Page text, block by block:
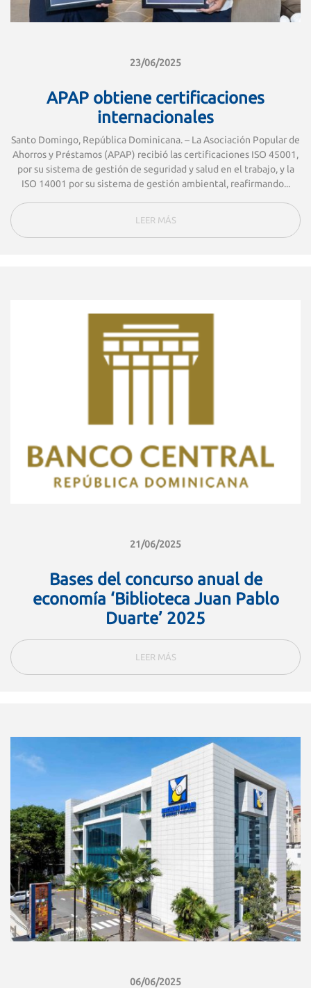
23/06/2025
APAP obtiene certificaciones
internacionales
Santo Domingo, República Dominicana. – La Asociación Popular de
Ahorros y Préstamos (APAP) recibió las certificaciones ISO 45001,
por su sistema de gestión de seguridad y salud en el trabajo, y la
ISO 14001 por su sistema de gestión ambiental, reafirmando...
LEER MÁS
21/06/2025
Bases del concurso anual de
economía ‘Biblioteca Juan Pablo
Duarte’ 2025
LEER MÁS
06/06/2025